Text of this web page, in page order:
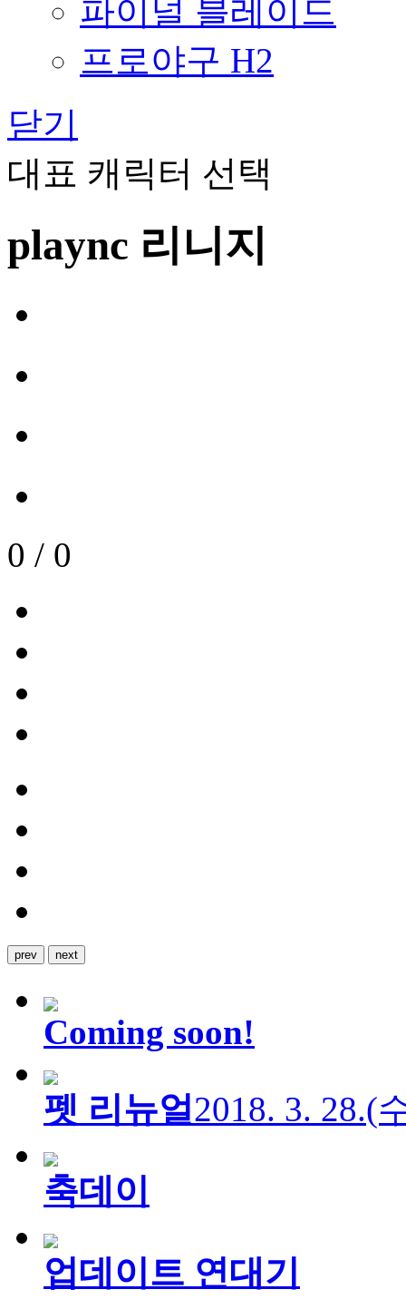
파이널 블레이드
프로야구 H2
닫기
대표 캐릭터 선택
plaync 리니지
0 / 0
prev next
Coming soon!
펫 리뉴얼2018. 3. 28.(
축데이
업데이트 연대기